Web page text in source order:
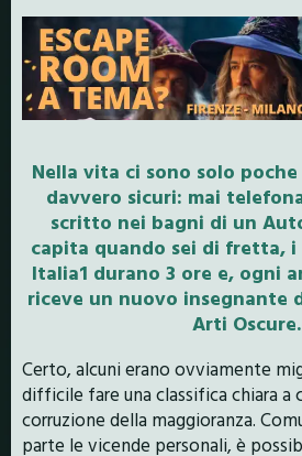
Nella vita ci sono solo
davvero sicuri: mai
scritto nei bagni di un
capita quando sei di fretta, i
Italia1 durano 3 ore e, ogni
riceve un nuovo insegnante
Arti Oscure.
Certo, alcuni erano ovviamente
difficile fare una classifica chiara a
corruzione della maggioranza.
parte le vicende personali, è